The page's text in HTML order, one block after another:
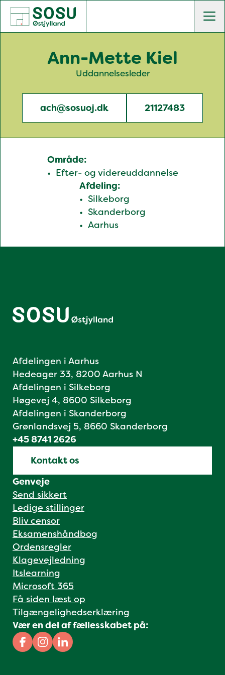
SOSU Østjylland | Gør dig klogere på livet
Ann-Mette Kiel
Uddannelsesleder
ach@sosuoj.dk 21127483
Område:
Efter- og videreuddannelse
Afdeling:
Silkeborg
Skanderborg
Aarhus
Afdelingen i Aarhus
Hedeager 33, 8200 Aarhus N
Afdelingen i Silkeborg
Høgevej 4, 8600 Silkeborg
Afdelingen i Skanderborg
Grønlandsvej 5, 8660 Skanderborg
+45 8741 2626
Kontakt os
Genveje
Send sikkert
Ledige stillinger
Bliv censor
Eksamenshåndbog
Ordensregler
Klagevejledning
Itslearning
Microsoft 365
Få siden læst op
Tilgængelighedserklæring
Vær en del af fællesskabet på:
Facebook
Instagram
Linkedin